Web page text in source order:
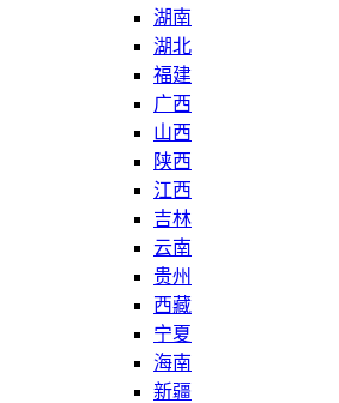
湖南
湖北
福建
广西
山西
陕西
江西
吉林
云南
贵州
西藏
宁夏
海南
新疆